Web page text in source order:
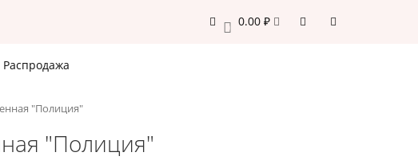
0 0.00 ₽
Распродажа
"Полиция"
"Полиция"